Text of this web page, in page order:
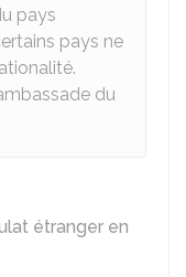
pays
pays ne
du
étranger en